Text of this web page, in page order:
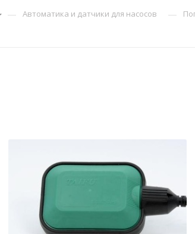
— Автоматика и датчики для насосов —